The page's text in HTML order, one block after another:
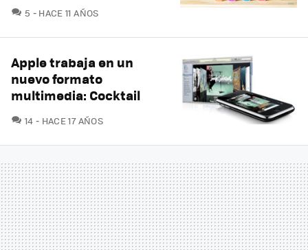
5 COMENTARIOS
HACE 11 AÑOS
Apple trabaja en un
nuevo formato
multimedia: Cocktail
14 COMENTARIOS
HACE 17 AÑOS